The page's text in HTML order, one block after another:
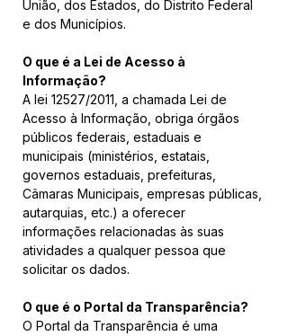
União, dos Estados, do Distrito Federal
e dos Municípios.
O que é a Lei de Acesso à
Informação?
A lei 12527/2011, a chamada Lei de
Acesso à Informação, obriga órgãos
públicos federais, estaduais e
municipais (ministérios, estatais,
governos estaduais, prefeituras,
Câmaras Municipais, empresas públicas,
autarquias, etc.) a oferecer
informações relacionadas às suas
atividades a qualquer pessoa que
solicitar os dados.
O que é o Portal da Transparência?
O Portal da Transparência é uma